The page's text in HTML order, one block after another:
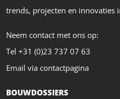
trends, projecten en innovaties
Neem contact met ons op:
Tel +31 (0)23 737 07 63
Email via contactpagina
BOUWDOSSIERS